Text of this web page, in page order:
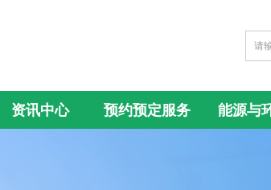
资讯中心 预约预定服务 能源与